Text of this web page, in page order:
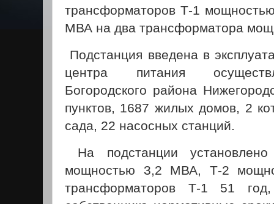
трансформаторов Т-1
МВА на два трансформатора
Подстанция введена в
центра питания
Богородского района
пунктов, 1687 жилых домов, 2
сада, 22 насосных станций.
На подстанции
мощностью 3,2 МВА, Т-2
трансформаторов Т-1 51